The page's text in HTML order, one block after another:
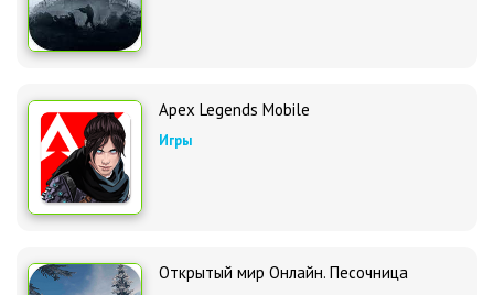
Apex Legends Mobile
Игры
Открытый мир Онлайн. Песочница